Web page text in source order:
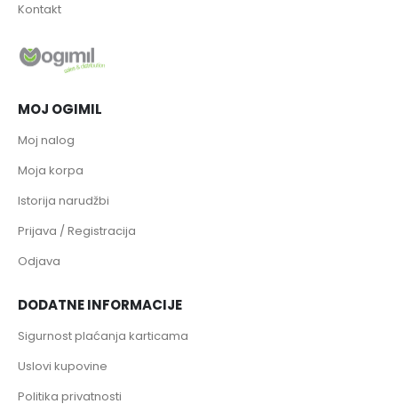
Kontakt
MOJ OGIMIL
Moj nalog
Moja korpa
Istorija narudžbi
Prijava / Registracija
Odjava
DODATNE INFORMACIJE
Sigurnost plaćanja karticama
Uslovi kupovine
Politika privatnosti